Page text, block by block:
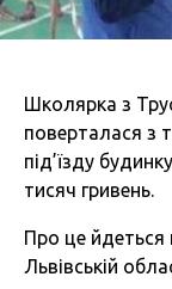
Школярка з
поверталася з
під’їзду
тисяч гривень.
Про це йдеться
Львівській